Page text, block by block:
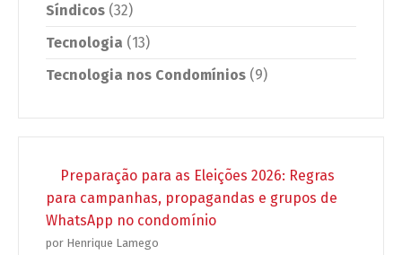
Síndicos (32)
Tecnologia (13)
Tecnologia nos Condomínios (9)
Preparação para as Eleições 2026: Regras
para campanhas, propagandas e grupos de
WhatsApp no condomínio
por Henrique Lamego